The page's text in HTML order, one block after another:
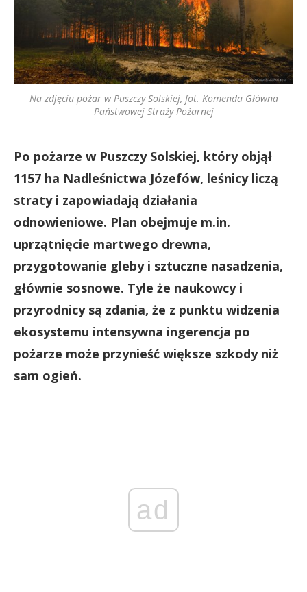
Na zdjęciu pożar w Puszczy Solskiej, fot. Komenda Główna
Państwowej Straży Pożarnej
Po pożarze w Puszczy Solskiej, który objął
1157 ha Nadleśnictwa Józefów, leśnicy liczą
straty i zapowiadają działania
odnowieniowe. Plan obejmuje m.in.
uprzątnięcie martwego drewna,
przygotowanie gleby i sztuczne nasadzenia,
głównie sosnowe. Tyle że naukowcy i
przyrodnicy są zdania, że z punktu widzenia
ekosystemu intensywna ingerencja po
pożarze może przynieść większe szkody niż
sam ogień.
ad